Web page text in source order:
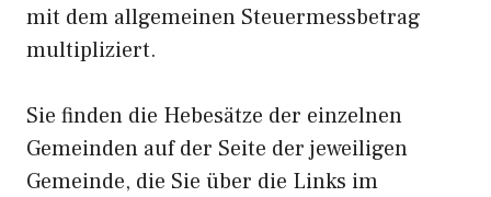
mit dem allgemeinen Steuermessbetrag
multipliziert.
Sie finden die Hebesätze der einzelnen
Gemeinden auf der Seite der jeweiligen
Gemeinde, die Sie über die Links im